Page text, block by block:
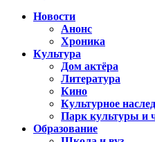
Новости
Анонс
Хроника
Культура
Дом актёра
Литература
Кино
Культурное
Парк культуры и
Образование